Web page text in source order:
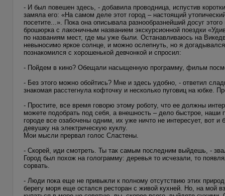
- И был повешен здесь, - добавила проводница, испустив
замяла его: «На самом деле этот город – настоящий
посетите...». Пока она описывала разнообразнейший досуг
брошюрка с лаконичным названием экскурсионной поездки
по названиям мест, где мы уже были. Останавливаюсь на
невыносимо яркое солнце, и можно ослепнуть, но я
познакомился с хорошенькой девчонкой и спросил:
- Пойдем в кино? Обещали насыщенную программу, фильм
- Без этого можно обойтись? Мне и здесь удобно, - ответил
знакомая расстегнула кофточку и несколько пуговиц на юбке.
- Простите, все время говорю этому роботу, что ее должны
можете подобрать под себя, а внешность – дело быстрое,
городе все озабочены одним, их уже ничто не интересует, вот
девушку на электрическую куклу.
Мои мысли прервал голос Сластены.
- Скорей, иди смотреть. Ты так самым последним выйдешь, -
Город был похож на голограмму: деревья то исчезали, то
сорвать.
- Люди пока еще не привыкли к полному отсутствию этих
берегу моря еще остался ресторан с живой кухней. Но, на мой